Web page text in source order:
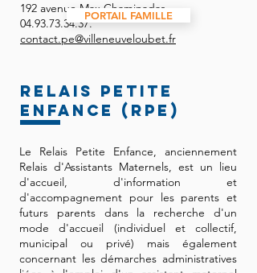
192 avenue Max Chaminadas
04.93.73.34.37.
contact.pe@villeneuveloubet.fr
PORTAIL FAMILLE
RELAIS PETITE
ENFANCE (RPE)
Le Relais Petite Enfance, anciennement
Relais d'Assistants Maternels, est un lieu
d'accueil, d'information et
d'accompagnement pour les parents et
futurs parents dans la recherche d'un
mode d'accueil (individuel et collectif,
municipal ou privé) mais également
concernant les démarches administratives